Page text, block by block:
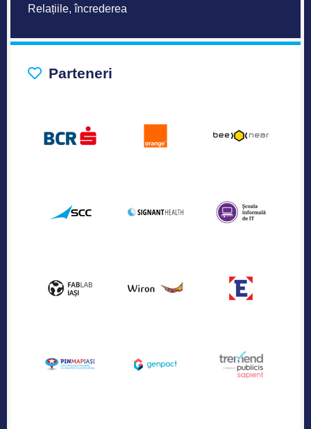
Relațiile, încrederea
Parteneri